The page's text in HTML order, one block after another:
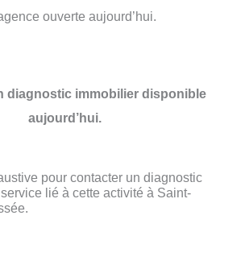
ouverte aujourd’hui.
diagnostic immobilier disponible
aujourd’hui.
pour contacter un diagnostic
lié à cette activité à Saint-